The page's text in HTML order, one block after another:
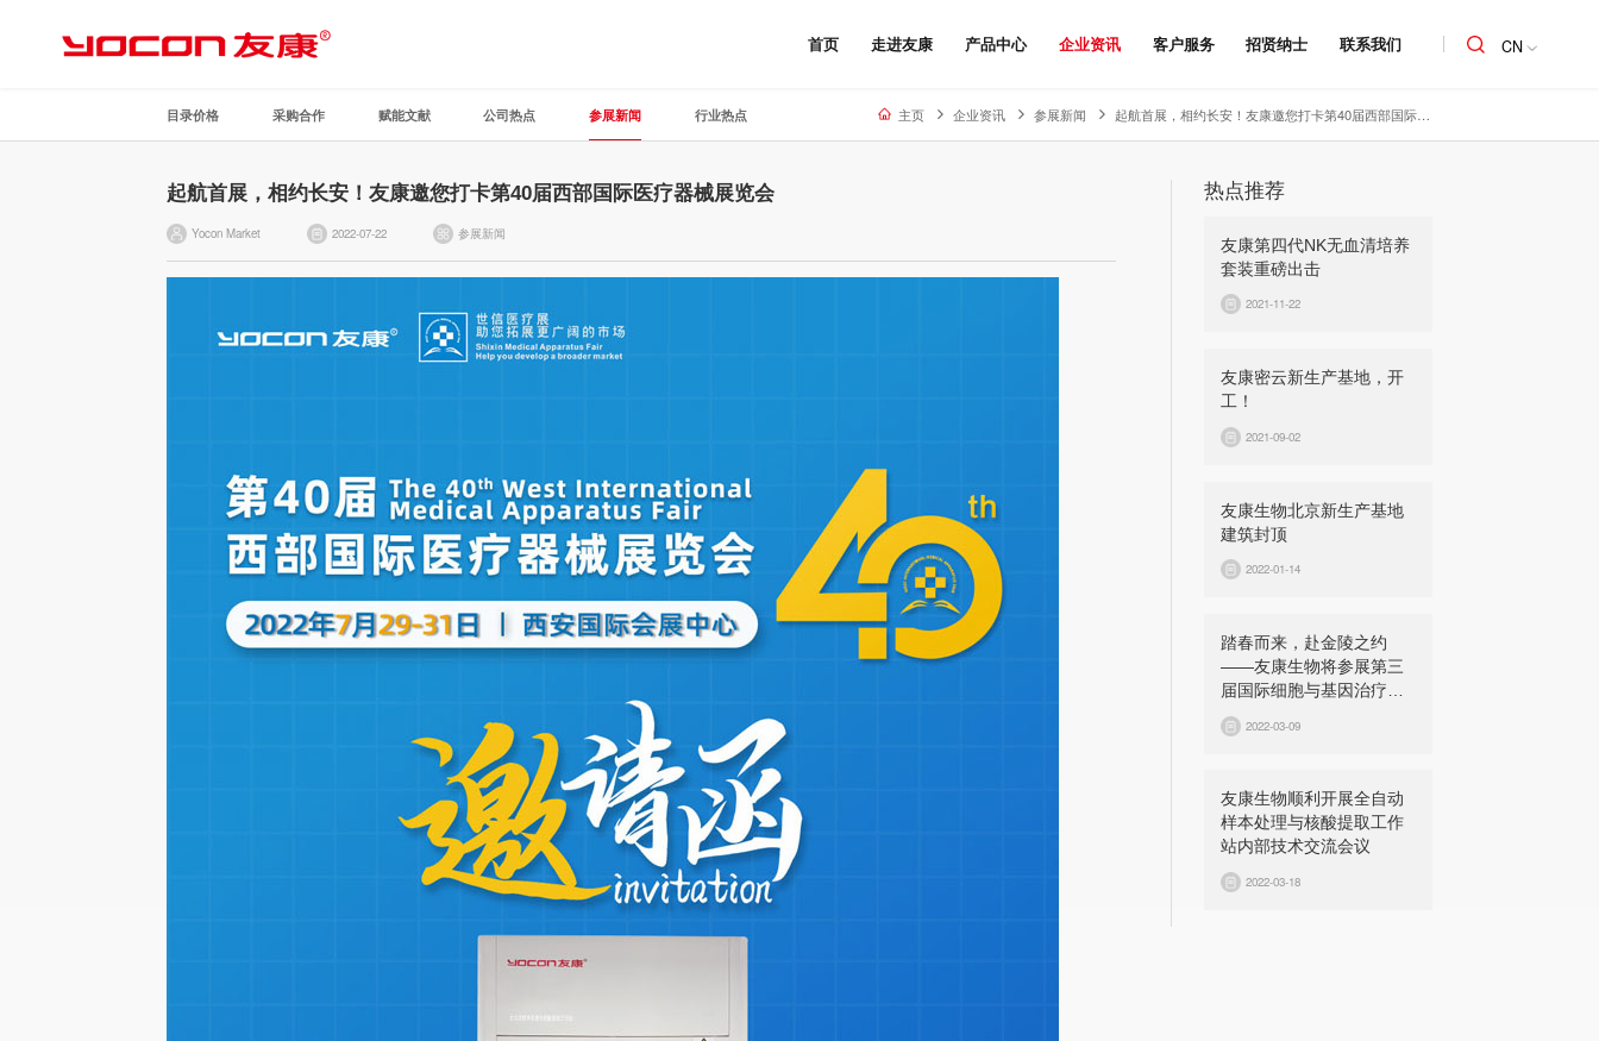
CN
首页 走进友康 产品中心 企业资讯 客户服务 招贤纳士 联系我们
主页 企业资讯 参展新闻 起航首展，相约长安！友康邀您打卡第40届西部国际医疗器械展览会
目录价格 采购合作 赋能文献 公司热点 参展新闻 行业热点
起航首展，相约长安！友康邀您打卡第40届西部国际医疗器械展览会
Yocon Market 2022-07-22 参展新闻
热点推荐
友康第四代NK无血清培养
套装重磅出击
2021-11-22
友康密云新生产基地，开
工！
2021-09-02
友康生物北京新生产基地
建筑封顶
2022-01-14
踏春而来，赴金陵之约
——友康生物将参展第三
届国际细胞与基因治疗中
国峰会（CGCS 2022）
2022-03-09
友康生物顺利开展全自动
样本处理与核酸提取工作
站内部技术交流会议
2022-03-18